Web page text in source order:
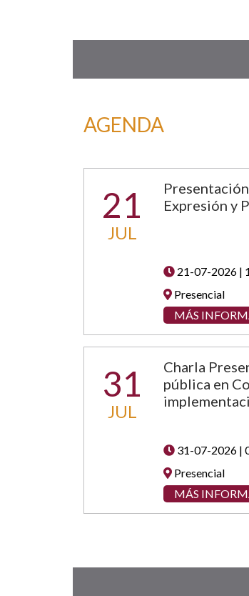
AGENDA
21
JUL
Expresión y
21-07-2026 |
Presencial
MÁS
31
JUL
Charla
pública en
31-07-2026 |
Presencial
MÁS